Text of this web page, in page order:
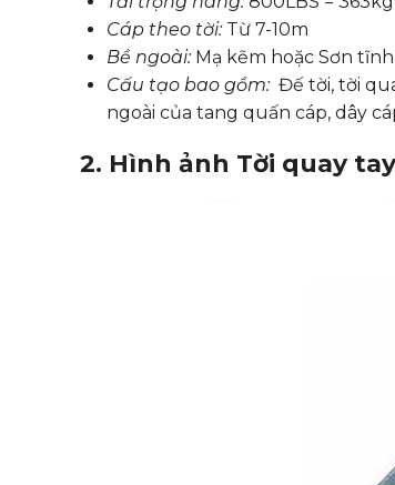
Cáp theo tời: Từ 7-10m
Bề ngoài: Mạ kẽm hoặc Sơn
Cấu tạo bao gồm: Đế tời, tời
ngoài của tang quấn cáp, dây
2. Hình ảnh Tời quay